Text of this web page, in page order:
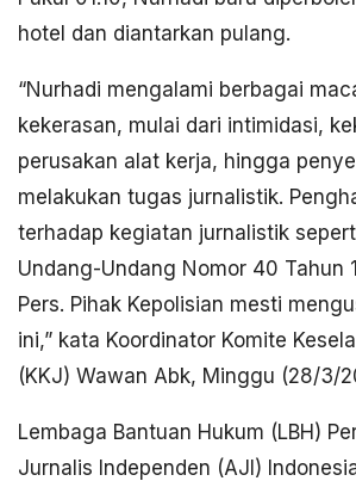
hotel dan diantarkan pulang.
“Nurhadi mengalami berbagai
kekerasan, mulai dari intimidasi,
perusakan alat kerja, hingga
melakukan tugas jurnalistik.
terhadap kegiatan jurnalistik
Undang-Undang Nomor 40 Tahun
Pers. Pihak Kepolisian mesti
ini,” kata Koordinator Komite
(KKJ) Wawan Abk, Minggu (28/3/
Lembaga Bantuan Hukum (LBH)
Jurnalis Independen (AJI)